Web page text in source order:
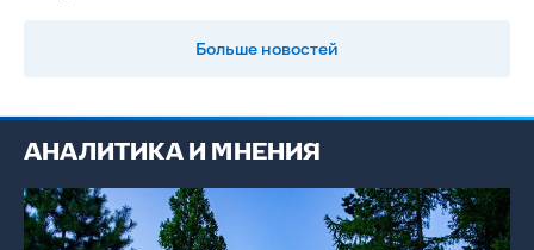
Больше новостей
АНАЛИТИКА И МНЕНИЯ